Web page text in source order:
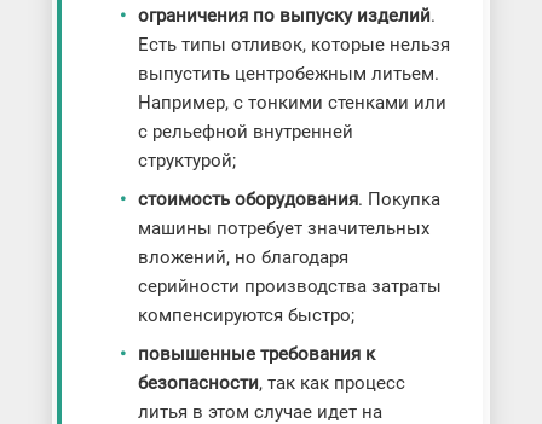
ограничения по выпуску изделий.
Есть типы отливок, которые нельзя
выпустить центробежным литьем.
Например, с тонкими стенками или
с рельефной внутренней
структурой;
стоимость оборудования. Покупка
машины потребует значительных
вложений, но благодаря
серийности производства затраты
компенсируются быстро;
повышенные требования к
безопасности, так как процесс
литья в этом случае идет на